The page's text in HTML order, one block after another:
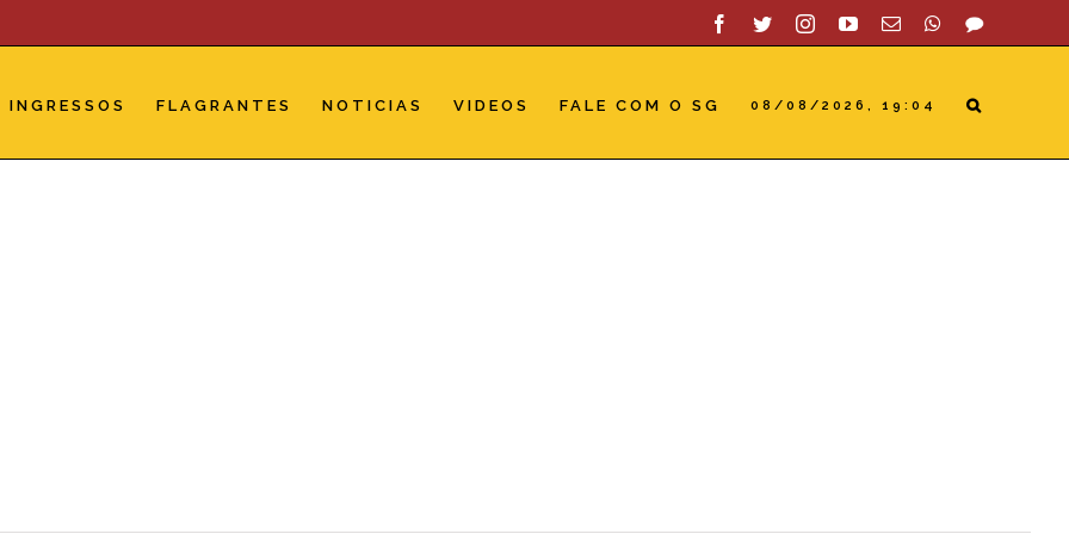
Facebook
TwitterInstagramYouTube
Email WhatsApp
SAC
INGRESSOS FLAGRANTES NOTICIAS VIDEOS FALE COM O SG 08/08/2026, 19:04